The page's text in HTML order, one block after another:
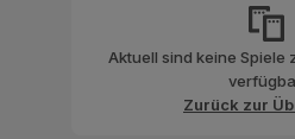
Aktuell sind keine Spiele
Zurück zur